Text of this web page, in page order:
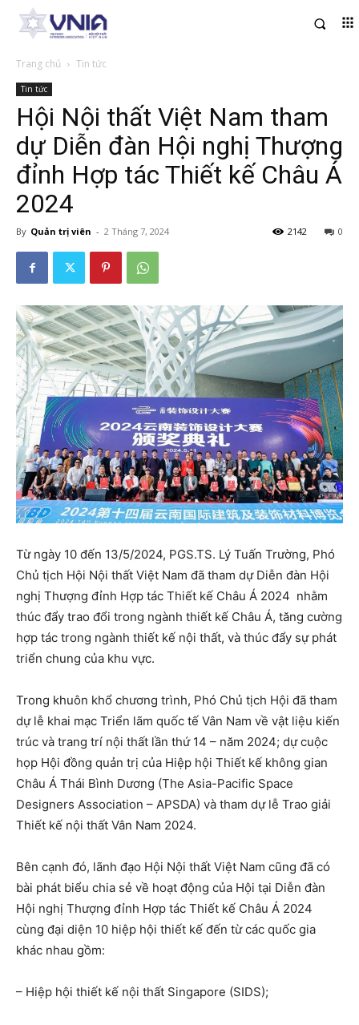
Trang chủ Tin tức
Tin tức
Hội Nội thất Việt Nam tham
dự Diễn đàn Hội nghị Thượng
đỉnh Hợp tác Thiết kế Châu Á
2024
By Quản trị viên - 2 Tháng 7, 2024 0
2142
Từ ngày 10 đến 13/5/2024, PGS.TS. Lý Tuấn Trường, Phó
Chủ tịch Hội Nội thất Việt Nam đã tham dự Diễn đàn Hội
nghị Thượng đỉnh Hợp tác Thiết kế Châu Á 2024 nhằm
thúc đẩy trao đổi trong ngành thiết kế Châu Á, tăng cường
hợp tác trong ngành thiết kế nội thất, và thúc đẩy sự phát
triển chung của khu vực.
Trong khuôn khổ chương trình, Phó Chủ tịch Hội đã tham
dự lễ khai mạc Triển lãm quốc tế Vân Nam về vật liệu kiến
trúc và trang trí nội thất lần thứ 14 – năm 2024; dự cuộc
họp Hội đồng quản trị của Hiệp hội Thiết kế không gian
Châu Á Thái Bình Dương (The Asia-Pacific Space
Designers Association – APSDA) và tham dự lễ Trao giải
Thiết kế nội thất Vân Nam 2024.
Bên cạnh đó, lãnh đạo Hội Nội thất Việt Nam cũng đã có
bài phát biểu chia sẻ về hoạt động của Hội tại Diễn đàn
Hội nghị Thượng đỉnh Hợp tác Thiết kế Châu Á 2024
cùng đại diện 10 hiệp hội thiết kế đến từ các quốc gia
khác nhau gồm:
– Hiệp hội thiết kế nội thất Singapore (SIDS);